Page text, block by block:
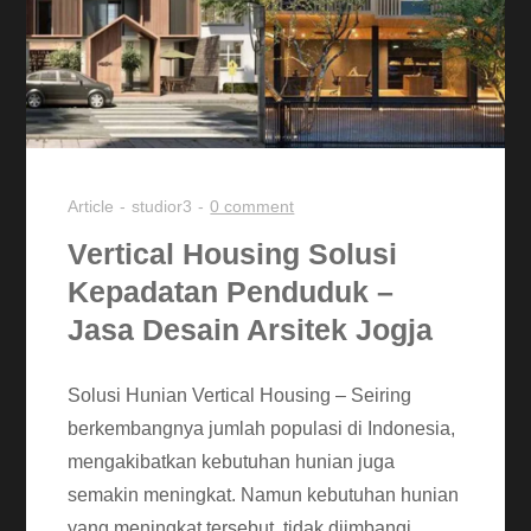
Article studior3 0 comment
Vertical Housing Solusi
Kepadatan Penduduk –
Jasa Desain Arsitek Jogja
Solusi Hunian Vertical Housing – Seiring
berkembangnya jumlah populasi di Indonesia,
mengakibatkan kebutuhan hunian juga
semakin meningkat. Namun kebutuhan hunian